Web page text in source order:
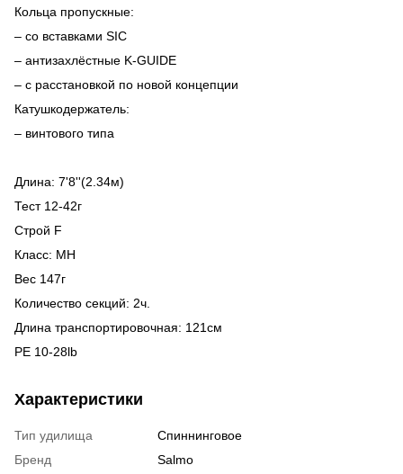
Кольца пропускные:
– со вставками SIC
– антизахлёстные K-GUIDE
– с расстановкой по новой концепции
Катушкодержатель:
– винтового типа
Длина: 7'8''(2.34м)
Тест 12-42г
Строй F
Класс: MН
Вес 147г
Количество секций: 2ч.
Длина транспортировочная: 121см
PE 10-28lb
Характеристики
Тип удилища
Спиннинговое
Бренд
Salmo